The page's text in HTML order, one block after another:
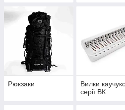
Рюкзаки
Вилки
серії ВК